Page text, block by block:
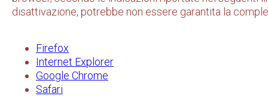
disattivazione, potrebbe non essere garantita la
Firefox
Internet Explorer
Google Chrome
Safari